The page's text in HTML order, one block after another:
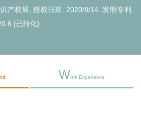
产权局, 授权日期: 2020/8/14. 发明专利.
已转化)
Work Experience